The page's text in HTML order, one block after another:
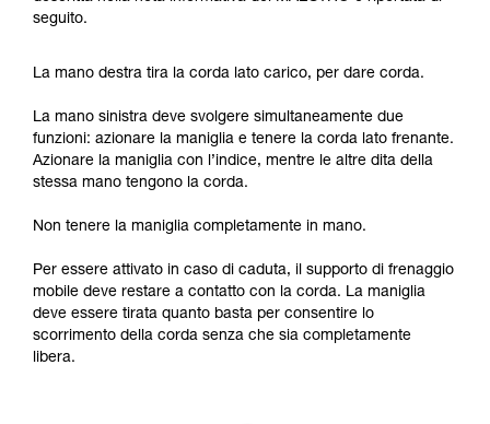
seguito.
La mano destra tira la corda lato carico, per dare corda.
La mano sinistra deve svolgere simultaneamente due
funzioni: azionare la maniglia e tenere la corda lato frenante.
Azionare la maniglia con l’indice, mentre le altre dita della
stessa mano tengono la corda.
Non tenere la maniglia completamente in mano.
Per essere attivato in caso di caduta, il supporto di frenaggio
mobile deve restare a contatto con la corda. La maniglia
deve essere tirata quanto basta per consentire lo
scorrimento della corda senza che sia completamente
libera.